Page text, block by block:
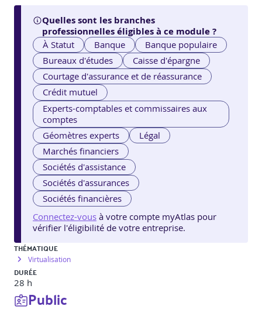
Quelles sont les branches
professionnelles éligibles à ce module ?
À Statut Banque
Banque populaire
Bureaux d'études
Caisse d'épargne
Courtage d'assurance et de réassurance
Crédit mutuel
Experts-comptables et commissaires aux
comptes
Géomètres experts
Légal
Marchés financiers
Sociétés d'assistance
Sociétés d'assurances
Sociétés financières
Connectez-vous à votre compte myAtlas pour
vérifier l'éligibilité de votre entreprise.
THÉMATIQUE
Virtualisation
DURÉE
28 h
Public